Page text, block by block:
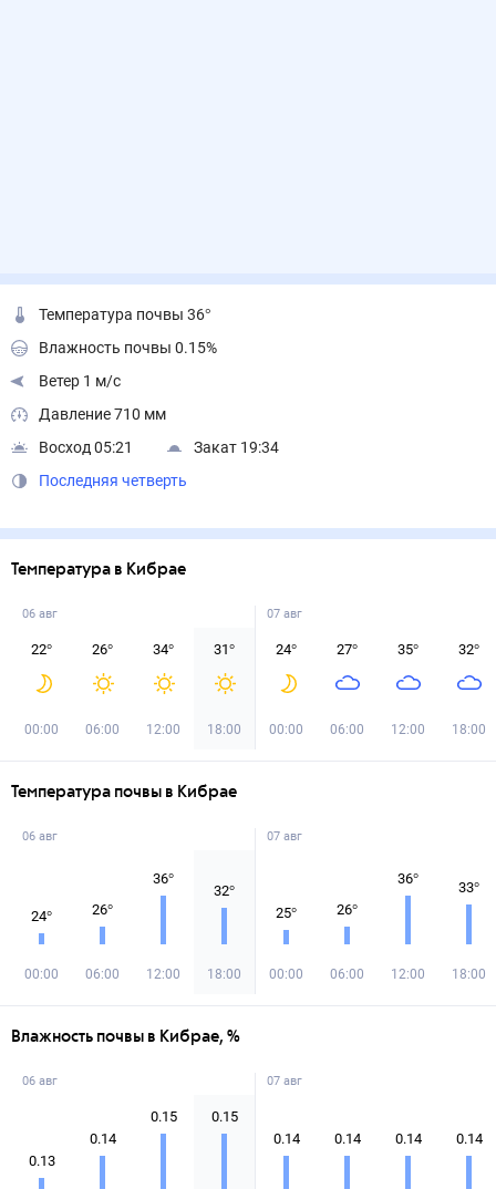
Температура почвы 36°
Влажность почвы 0.15%
Ветер 1 м/с
Давление 710 мм
Восход 05:21
Закат 19:34
Последняя четверть
Температура в Кибрае
06 авг
22°
00:00
26°
06:00
34°
12:00
31°
18:00
07 авг
24°
00:00
27°
06:00
35°
12:00
32°
18:00
Температура почвы в Кибрае
06 авг
24°
00:00
26°
06:00
36°
12:00
32°
18:00
07 авг
25°
00:00
26°
06:00
36°
12:00
33°
18:00
Влажность почвы в Кибрае, %
06 авг
0.13
0.14
0.15 0.15
07 авг
0.14 0.14 0.14 0.14